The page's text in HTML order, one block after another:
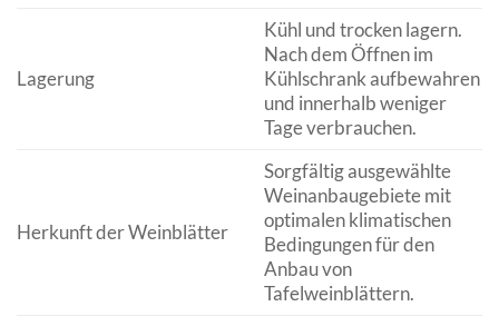
Lagerung
Kühl und trocken lagern.
Nach dem Öffnen im
Kühlschrank aufbewahren
und innerhalb weniger
Tage verbrauchen.
Herkunft der Weinblätter
Sorgfältig ausgewählte
Weinanbaugebiete mit
optimalen klimatischen
Bedingungen für den
Anbau von
Tafelweinblättern.